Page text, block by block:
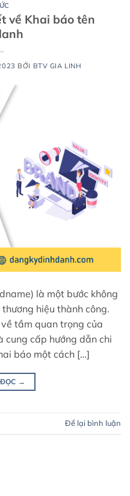
về Khai báo tên
BỞI BTV GIA LINH
là một bước không
hiệu thành công.
tầm quan trọng của
cung cấp hướng dẫn chi
báo một cách […]
→
Để lại bình luận